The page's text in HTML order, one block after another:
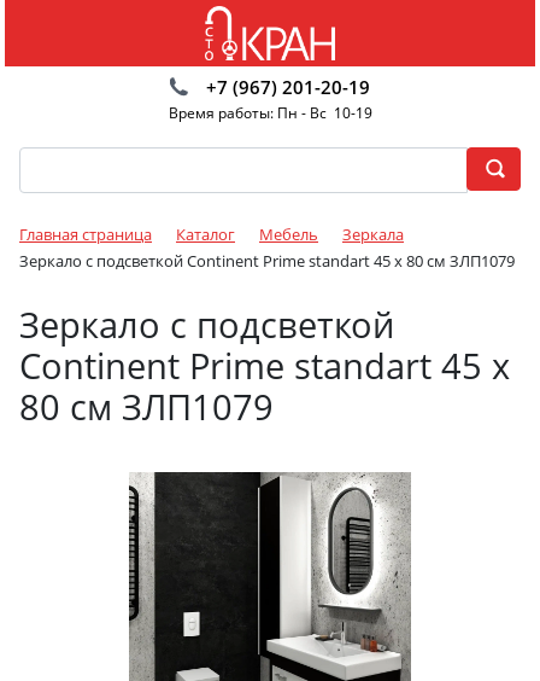
+7 (967) 201-20-19
Время работы: Пн - Вс 10-19
Главная страница Каталог Мебель
Зеркала
Зеркало с подсветкой Continent Prime standart 45 x 80 см ЗЛП1079
Зеркало с подсветкой
Continent Prime standart 45 x
80 см ЗЛП1079